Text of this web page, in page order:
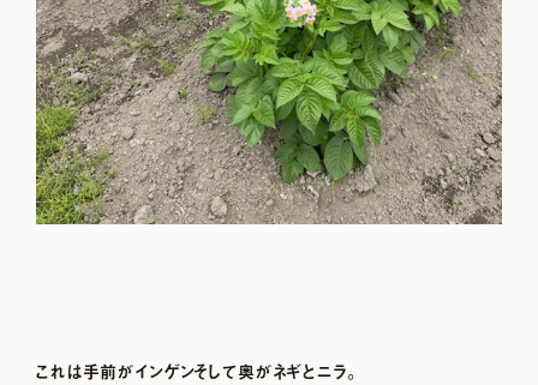
これは手前がインゲンそして奥がネギとニラ。